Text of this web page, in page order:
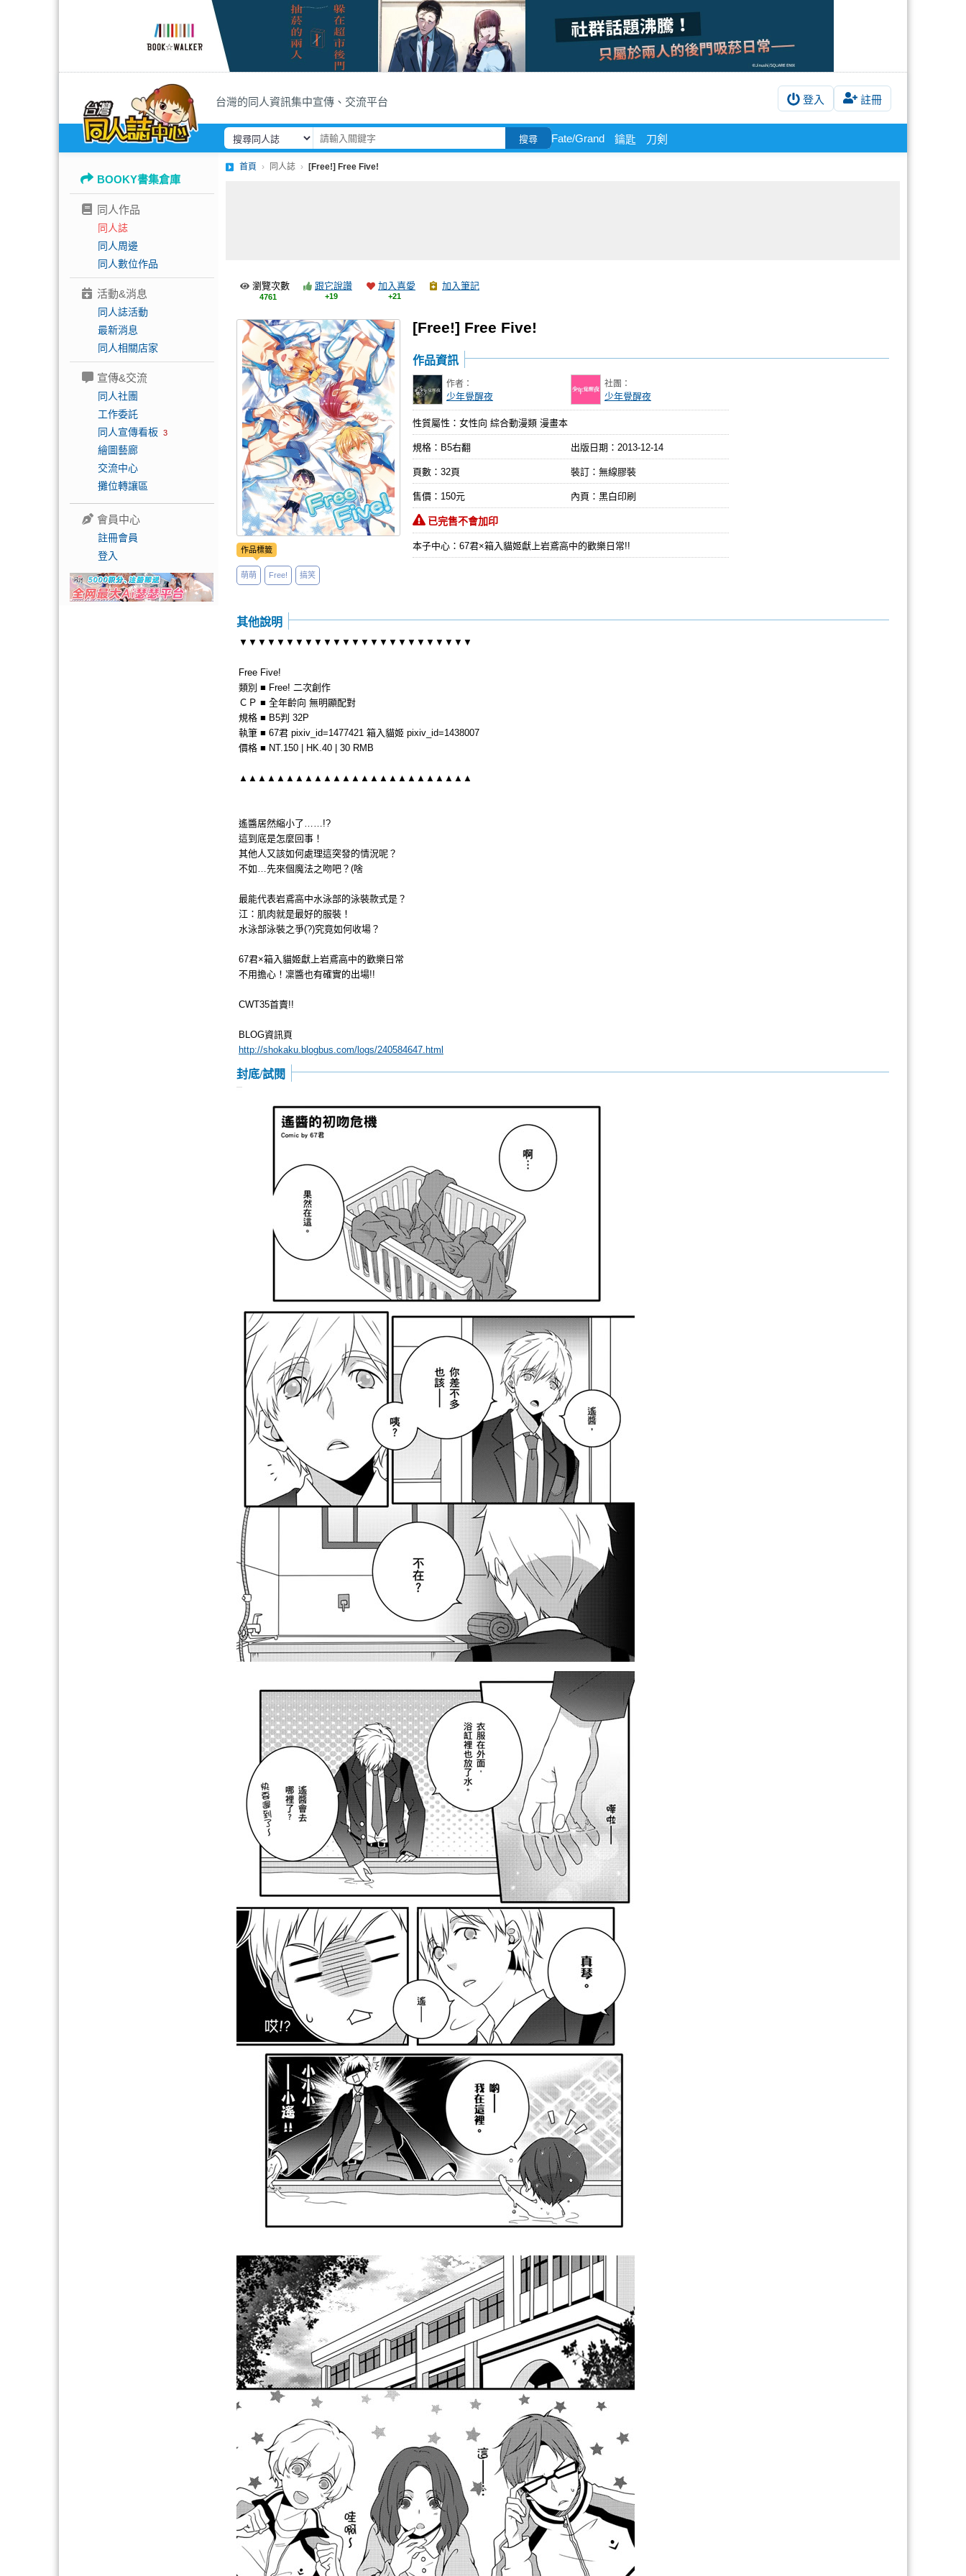
台灣的同人資訊集中宣傳、交流平台 登入 註冊
搜尋 Fate/Grand 鑰匙 刀剣
BOOKY書集倉庫
同人作品
同人誌
同人周邊
同人數位作品
活動&消息
同人誌活動
最新消息
同人相關店家
宣傳&交流
同人社團
工作委託
同人宣傳看板 3
繪圖藝廊
交流中心
攤位轉讓區
會員中心
註冊會員
登入
首頁 同人誌 [Free!] Free Five!
瀏覽次數
4761
跟它說讚
+19
加入喜愛
+21
加入筆記
[Free!] Free Five!
作品標籤
萌萌 Free! 搞笑
作品資訊
作者：
少年覺醒夜
社團：
少年覺醒夜
性質屬性：女性向 綜合動漫類 漫畫本
規格：B5右翻 出版日期： 2013-12-14
頁數：32頁 裝訂：無線膠裝
售價：150元 內頁：黑白印刷
已完售不會加印
本子中心：67君×箱入貓姬獻上岩鳶高中的歡樂日常!!
其他說明
▼▼▼▼▼▼▼▼▼▼▼▼▼▼▼▼▼▼▼▼▼▼▼▼▼
Free Five!
類別 ■ Free! 二次創作
ＣＰ ■ 全年齡向 無明顯配對
規格 ■ B5判 32P
執筆 ■ 67君 pixiv_id=1477421 箱入貓姬 pixiv_id=1438007
價格 ■ NT.150 | HK.40 | 30 RMB
▲▲▲▲▲▲▲▲▲▲▲▲▲▲▲▲▲▲▲▲▲▲▲▲▲
遙醬居然縮小了……!?
這到底是怎麼回事！
其他人又該如何處理這突發的情況呢？
不如…先來個魔法之吻吧？(啥
最能代表岩鳶高中水泳部的泳裝款式是？
江：肌肉就是最好的服裝！
水泳部泳裝之爭(?)究竟如何收場？
67君×箱入貓姬獻上岩鳶高中的歡樂日常
不用擔心！凜醬也有確實的出場!!
CWT35首賣!!
BLOG資訊頁
http://shokaku.blogbus.com/logs/240584647.html
封底/試閱